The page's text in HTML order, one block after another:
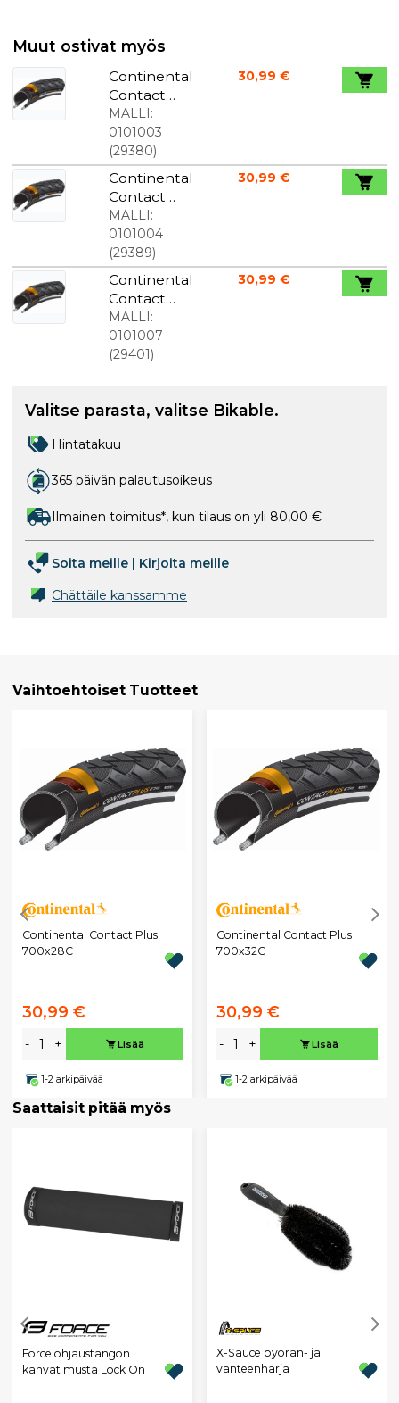
Muut ostivat myös
Continental
Contact
Plus
700x28C
MALLI:
0101003
(29380)
30,99 €
Continental
Contact
Plus
700x32C
MALLI:
0101004
(29389)
30,99 €
Continental
Contact
Plus
700x45C
MALLI:
0101007
(29401)
30,99 €
Valitse parasta, valitse Bikable.
Hintatakuu
365 päivän palautusoikeus
Ilmainen toimitus*, kun tilaus on yli 80,00 €
Soita meille | Kirjoita meille
Chättäile kanssamme
Vaihtoehtoiset Tuotteet
Continental Contact Plus
700x28C
30,99 €
- + Lisää
1-2 arkipäivää
Continental Contact Plus
700x32C
30,99 €
- + Lisää
1-2 arkipäivää
Saattaisit pitää myös
Force ohjaustangon
kahvat musta Lock On
X-Sauce pyörän- ja
vanteenharja